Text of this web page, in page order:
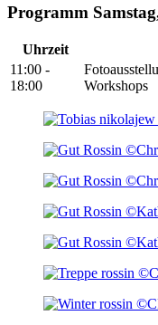
Programm
Uhrzeit
11:00 -
18:00
Workshops